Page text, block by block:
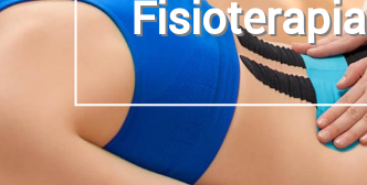
Fisioterapia